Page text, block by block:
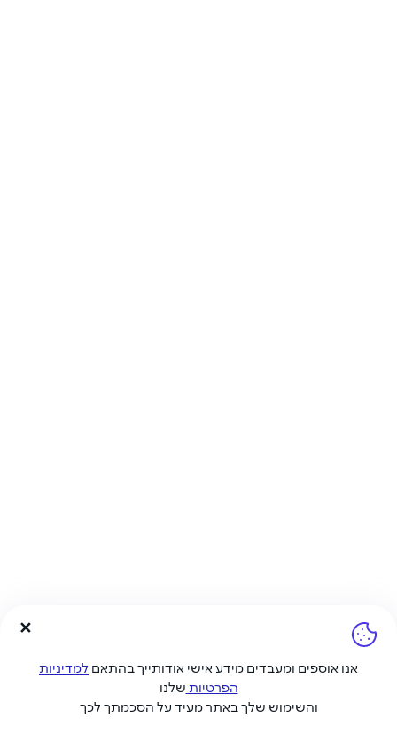
אנו אוספים ומעבדים מידע אישי אודותייך בהתאם למדיניות
הפרטיות שלנו
והשימוש שלך באתר מעיד על הסכמתך לכך